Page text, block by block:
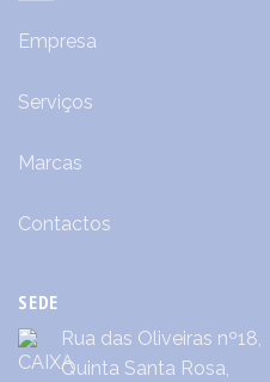
Empresa
Serviços
Marcas
Contactos
SEDE
Rua das Oliveiras nº18,
Quinta Santa Rosa,